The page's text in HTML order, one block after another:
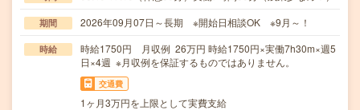
期間 2026年09月07日～長期 ※開始日相談OK ※9月～！
時給
時給1750円 月収例 26万円 時給1750円×実働7h30m×週5
日×4週 ※月収例を保証するものではありません。
交通費
1ヶ月3万円を上限として実費支給